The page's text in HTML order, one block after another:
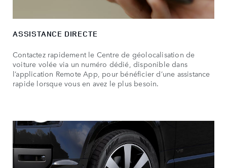
ASSISTANCE DIRECTE
Contactez rapidement le Centre de géolocalisation de
voiture volée via un numéro dédié, disponible dans
l’application Remote App, pour bénéficier d’une assistance
rapide lorsque vous en avez le plus besoin.